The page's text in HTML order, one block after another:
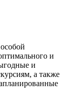
и
и
а также